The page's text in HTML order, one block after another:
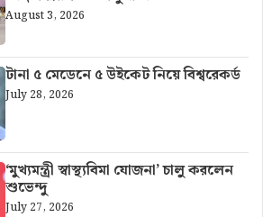
August 3, 2026
টানা ৫ মেডেনে ৫ উইকেট নিয়ে বিশ্বরেকর্ড
July 28, 2026
‘মুখ্যমন্ত্রী স্বাস্থ্যবিমা যোজনা’ চালু করলেন
শুভেন্দু
July 27, 2026